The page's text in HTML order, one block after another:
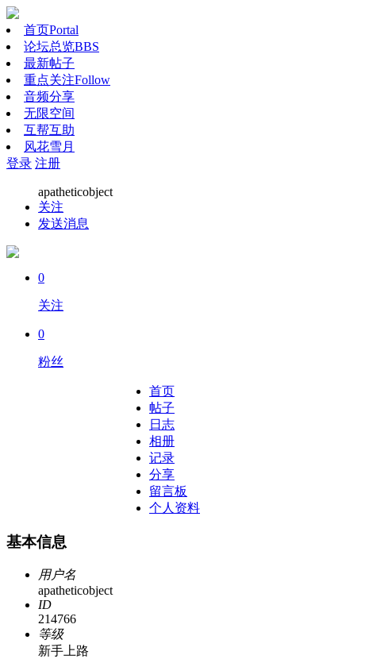
首页Portal
论坛总览BBS
最新帖子
重点关注Follow
音频分享
无限空间
互帮互助
风花雪月
登录 注册
apatheticobject
关注
发送消息
0
关注
0
粉丝
首页
帖子
日志
相册
记录
分享
留言板
个人资料
基本信息
用户名
apatheticobject
ID
214766
等级
新手上路